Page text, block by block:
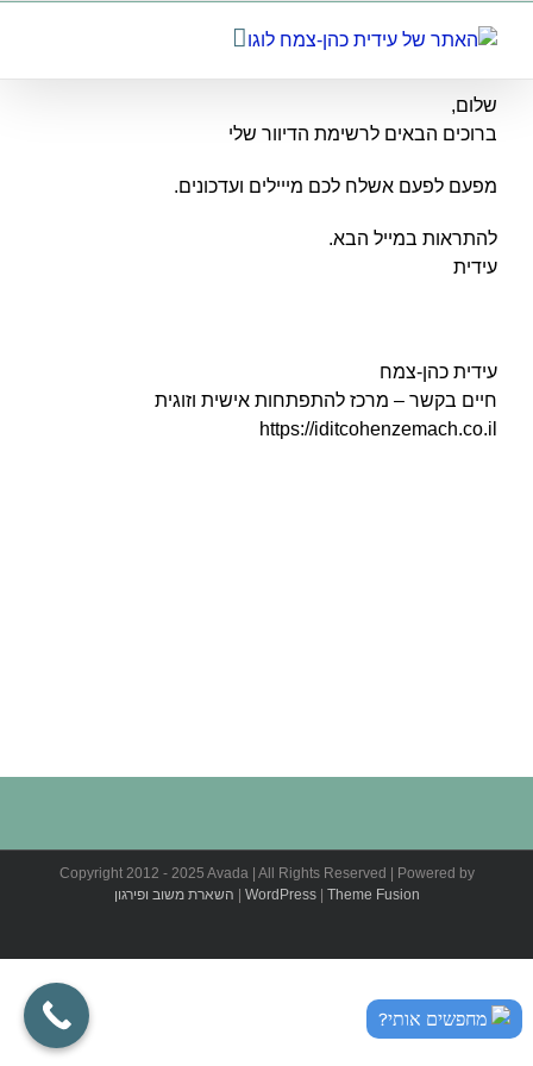
לתוכן
שלום,
ברוכים הבאים לרשימת הדיוור שלי
מפעם לפעם אשלח לכם מייילים ועדכונים.
להתראות במייל הבא.
עידית
עידית כהן-צמח
חיים בקשר – מרכז להתפתחות אישית וזוגית
https://iditcohenzemach.co.il
Copyright 2012 - 2025 Avada | All Rights Reserved | Powered by
WordPress| Theme Fusion השארת משוב ופירגון
מחפשים אותי?